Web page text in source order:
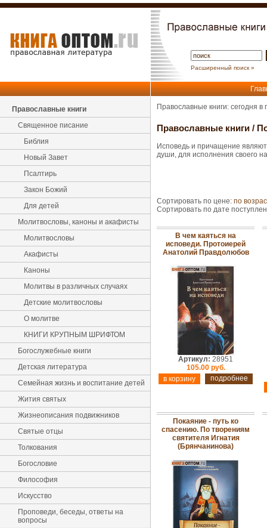
Расширенный поиск »
Православные книги
Священное писание
Библия
Новый Завет
Псалтирь
Закон Божий
Для детей
Молитвословы, каноны и акафисты
Молитвословы
Акафисты
Каноны
Молитвы в различных случаях
Детские молитвословы
О молитве
КНИГИ КРУПНЫМ ШРИФТОМ
Богослужебные книги
Детская литература
Семейная жизнь и воспитание детей
Жития святых
Жизнеописания подвижников
Святые отцы
Толкования
Богословие
Философия
Искусство
Проповеди, беседы, ответы на
вопросы
Православные книги: сегодня
Православные книги /
Исповедь и причащение
души, для исполнения своего
Сортировать по цене: по
Сортировать по дате
В чем каяться на
исповеди. Протоиерей
Анатолий Правдолюбов
Артикул: 28951
105.00 руб.
подробнее
Покаяние - путь ко
спасению. По творениям
святителя Игнатия
(Брянчанинова)